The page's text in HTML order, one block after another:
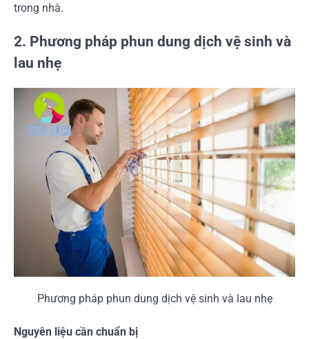
trong nhà.
2. Phương pháp phun dung dịch vệ sinh và
lau nhẹ
Phương pháp phun dung dịch vệ sinh và lau nhẹ
Nguyên liệu cần chuẩn bị